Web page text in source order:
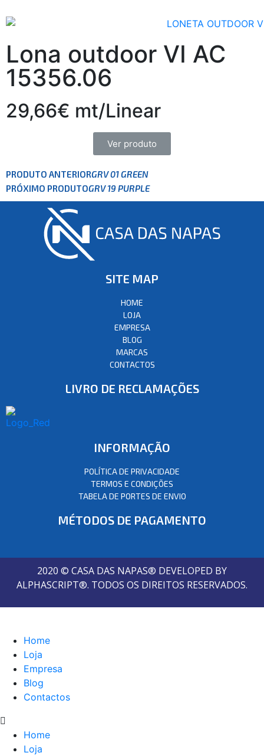
Lona outdoor VI AC
15356.06
29,66€ mt/Linear
Ver produto
PRODUTO ANTERIORGRV 01 GREEN
PRÓXIMO PRODUTOGRV 19 PURPLE
SITE MAP
HOME
LOJA
EMPRESA
BLOG
MARCAS
CONTACTOS
LIVRO DE RECLAMAÇÕES
INFORMAÇÃO
POLÍTICA DE PRIVACIDADE
TERMOS E CONDIÇÕES
TABELA DE PORTES DE ENVIO
MÉTODOS DE PAGAMENTO
2020 © CASA DAS NAPAS® DEVELOPED BY
ALPHASCRIPT®. TODOS OS DIREITOS RESERVADOS.
Home
Loja
Empresa
Blog
Contactos
Home
Loja